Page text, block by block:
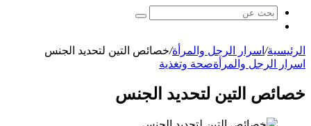
بحث
الرئيسية/ اسرار الرجل والمرأة/خصائص التين لتحديد الجنس
اسرار الرجل والمرأةصحة وتغذية
خصائص التين لتحديد الجنس